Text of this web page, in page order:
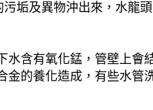
垢及異物沖出來，水龍
含有氧化錳，管壁上
的養化造成，有些水管